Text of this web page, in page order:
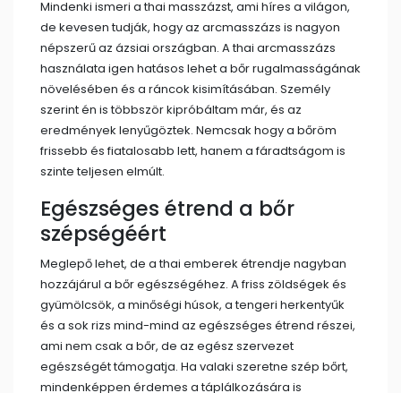
Mindenki ismeri a thai masszázst, ami híres a világon,
de kevesen tudják, hogy az arcmasszázs is nagyon
népszerű az ázsiai országban. A thai arcmasszázs
használata igen hatásos lehet a bőr rugalmasságának
növelésében és a ráncok kisimításában. Személy
szerint én is többször kipróbáltam már, és az
eredmények lenyűgöztek. Nemcsak hogy a bőröm
frissebb és fiatalosabb lett, hanem a fáradtságom is
szinte teljesen elmúlt.
Egészséges étrend a bőr
szépségéért
Meglepő lehet, de a thai emberek étrendje nagyban
hozzájárul a bőr egészségéhez. A friss zöldségek és
gyümölcsök, a minőségi húsok, a tengeri herkentyűk
és a sok rizs mind-mind az egészséges étrend részei,
ami nem csak a bőr, de az egész szervezet
egészségét támogatja. Ha valaki szeretne szép bőrt,
mindenképpen érdemes a táplálkozására is